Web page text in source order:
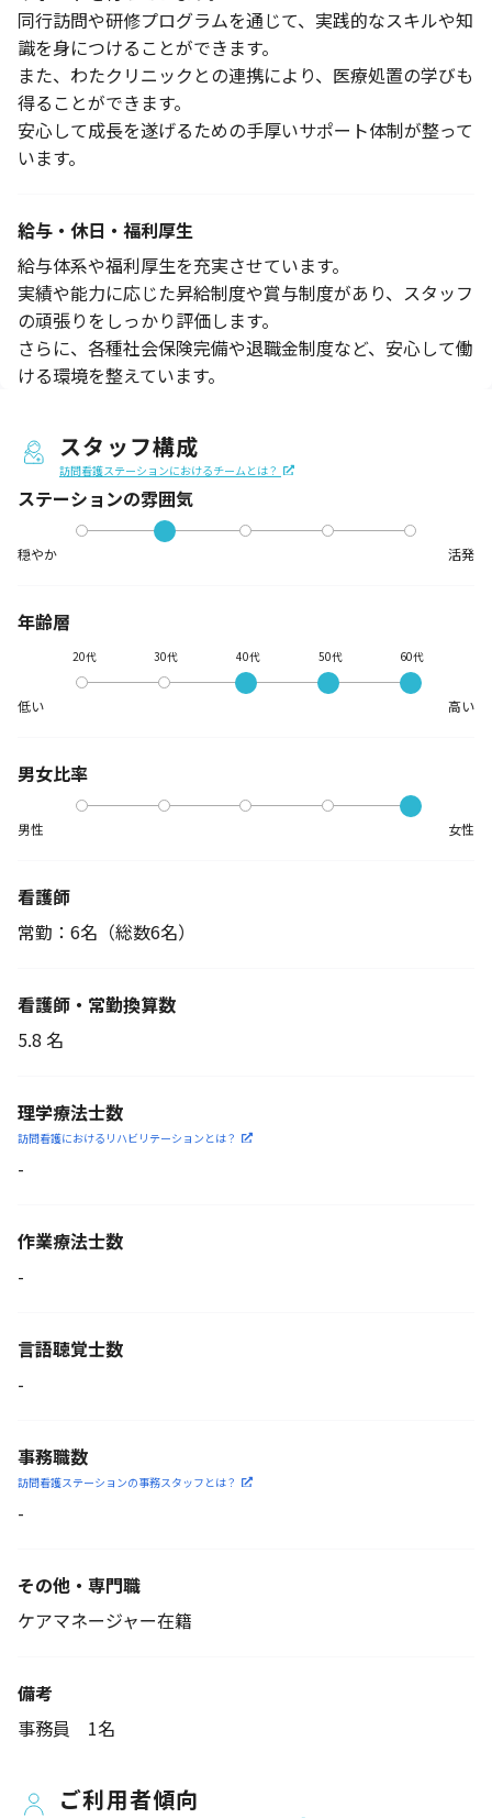
同行訪問や研修プログラムを通じて、実践的なスキルや知
識を身につけることができます。
また、わたクリニックとの連携により、医療処置の学びも
得ることができます。
安心して成長を遂げるための手厚いサポート体制が整って
います。
給与・休日・福利厚生
給与体系や福利厚生を充実させています。
実績や能力に応じた昇給制度や賞与制度があり、スタッフ
の頑張りをしっかり評価します。
さらに、各種社会保険完備や退職金制度など、安心して働
ける環境を整えています。
スタッフ構成
訪問看護ステーションにおけるチームとは？
ステーションの雰囲気
穏やか 活発
年齢層
低い
20代 30代 40代 50代 60代
高い
男女比率
男性 女性
看護師
常勤：6名 （総数6名）
看護師・常勤換算数
5.8 名
理学療法士数
訪問看護におけるリハビリ テーションとは？
-
作業療法士数
-
言語聴覚士数
-
事務職数
訪問看護ステーションの事務スタッフとは？
-
その他・専門職
ケアマネージャー在籍
備考
事務員 1名
ご利用者傾向